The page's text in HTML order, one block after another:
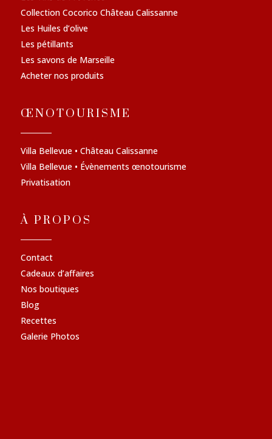
Collection Cocorico Château Calissanne
Les Huiles d’olive
Les pétillants
Les savons de Marseille
Acheter nos produits
ŒNOTOURISME
Villa Bellevue • Château Calissanne
Villa Bellevue • Évènements œnotourisme
Privatisation
À PROPOS
Contact
Cadeaux d’affaires
Nos boutiques
Blog
Recettes
Galerie Photos